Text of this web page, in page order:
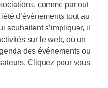
comme partout
d’événements tout au
souhaitent s’impliquer, il
sur le web, où un
des événements ou
Cliquez pour vous